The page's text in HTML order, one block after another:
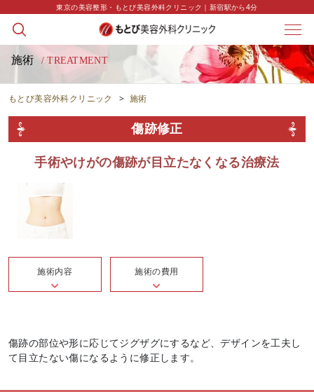
東京の美容整形・もとび美容外科クリニック｜新宿駅から4分
施術 / TREATMENT
もとび美容外科クリニック > 施術
傷跡修正
手術やけがの傷跡が目立たなくなる治療法
施術内容 施術の費用
傷跡の部位や形に応じてジグザグにするなど、デザインを工夫し
て目立たない傷になるように修正します。